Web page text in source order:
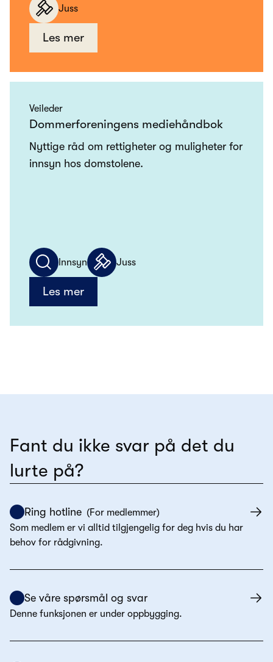
Juss
Les mer
Veileder
Dommerforeningens mediehåndbok
Nyttige råd om rettigheter og muligheter for
innsyn hos domstolene.
Innsyn Juss
Les mer
Fant du ikke svar på det du
lurte på?
Ring hotline (For medlemmer)
Som medlem er vi alltid tilgjengelig for deg hvis du har
behov for rådgivning.
Se våre spørsmål og svar
Denne funksjonen er under oppbygging.